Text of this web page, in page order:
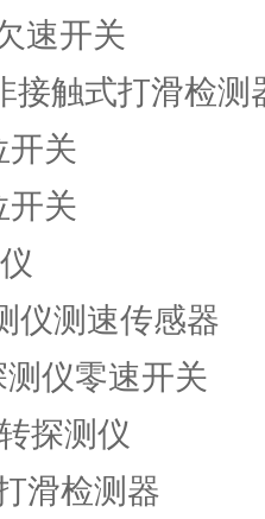
速开关
接触式打滑检测
开关
开关
仪测速传感器
仪零速开关
探测仪
滑检测器